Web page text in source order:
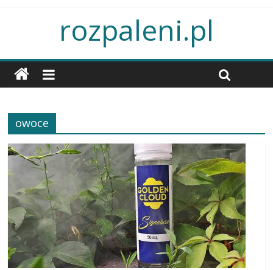
rozpaleni.pl
owoce